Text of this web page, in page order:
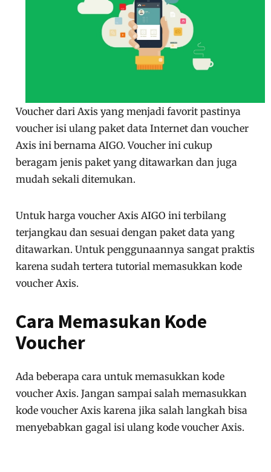
Voucher dari Axis yang menjadi favorit pastinya
voucher isi ulang paket data Internet dan voucher
Axis ini bernama AIGO. Voucher ini cukup
beragam jenis paket yang ditawarkan dan juga
mudah sekali ditemukan.
Untuk harga voucher Axis AIGO ini terbilang
terjangkau dan sesuai dengan paket data yang
ditawarkan. Untuk penggunaannya sangat praktis
karena sudah tertera tutorial memasukkan kode
voucher Axis.
Cara Memasukan Kode
Voucher
Ada beberapa cara untuk memasukkan kode
voucher Axis. Jangan sampai salah memasukkan
kode voucher Axis karena jika salah langkah bisa
menyebabkan gagal isi ulang kode voucher Axis.